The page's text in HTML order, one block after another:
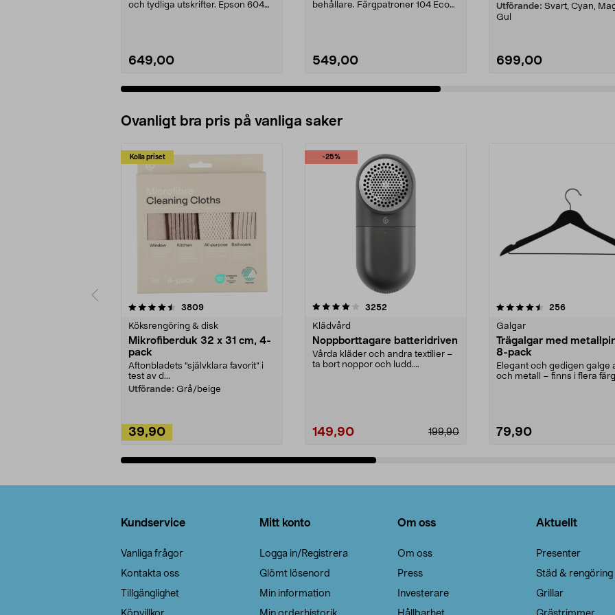
och tydliga utskrifter. Epson 604
649,00
behållare. Färgpatroner 104 Eco
549,00
Utförande: Svart, Cyan,
Gul
699,00
Ovanligt bra pris på vanliga saker
Kolla priset
3809recensioner
Köksrengöring & disk
Mikrofiberduk 32 x 31 cm, 4-
pack
Aftonbladets "självklara favorit” i
test av d...
Utförande: Grå/beige
39,90
-25%
4.0av 5 stjärnor 3252
Klädvård
Noppborttagare batteridriven
Vårda kläder och andra textilier –
ta bort noppor och ludd.
199,90
149,90
4.5av 5 stjärnor 256recensioner
Galgar
Trägalgar med
8-pack
Elegant och gedigen galge
och metall – finns i flera
79,90
4.0av 5 stjärnor
Kundservice
Vanliga frågor
Kontakta oss
Tillgänglighet
Mitt konto
Logga in/Registrera
Glömt lösenord
Min information
Om oss
Om oss
Press
Investerare
Aktuellt
Presenter
Städ & rengöring
Grillar